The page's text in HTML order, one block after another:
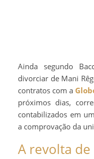
Ainda segundo
divorciar de Mani
contratos com a
próximos dias,
contabilizados em
a comprovação da
A revolta de